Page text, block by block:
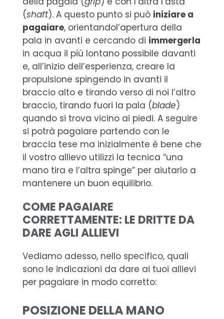
(shaft). A questo punto si può iniziare a
pagaiare, orientandol’apertura della
pala in avanti e cercando di immergerla
in acqua il più lontano possibile davanti
e, all’inizio dell’esperienza, creare la
propulsione spingendo in avanti il
braccio alto e tirando verso di noi l’altro
braccio, tirando fuori la pala (blade)
quando si trova vicino ai piedi. A seguire
si potrà pagaiare partendo con le
braccia tese ma inizialmente è bene che
il vostro allievo utilizzi la tecnica “una
mano tira e l’altra spinge” per aiutarlo a
mantenere un buon equilibrio.
COME PAGAIARE
CORRETTAMENTE: LE DRITTE DA
DARE AGLI ALLIEVI
Vediamo adesso, nello specifico, quali
sono le indicazioni da dare ai tuoi allievi
per pagaiare in modo corretto:
POSIZIONE DELLA MANO